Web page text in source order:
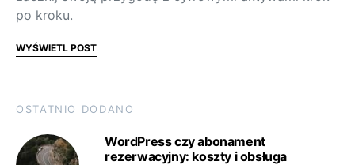
po kroku.
WYŚWIETL POST
OSTATNIO DODANO
WordPress czy abonament
rezerwacyjny: koszty i obsługa